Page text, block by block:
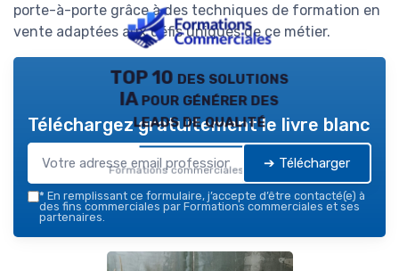
porte-à-porte grâce à des techniques de formation en
vente adaptées aux défis uniques de ce métier.
TOP 10 des solutions
IA pour générer des
leads de qualité
Formations commerciales — 2026
Téléchargez gratuitement le livre blanc
➔ Télécharger
* En remplissant ce formulaire, j’accepte d’être contacté(e) à
des fins commerciales par Formations commerciales et ses
partenaires.